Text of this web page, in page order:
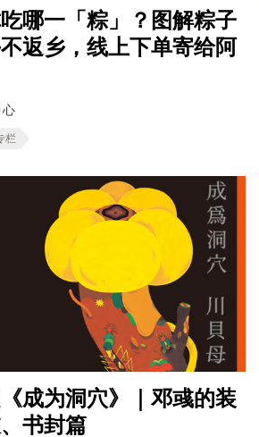
哪一「粽」？图解粽子
返乡，线上下单寄给阿
栏
成为洞穴》｜邓彧的装
书封篇